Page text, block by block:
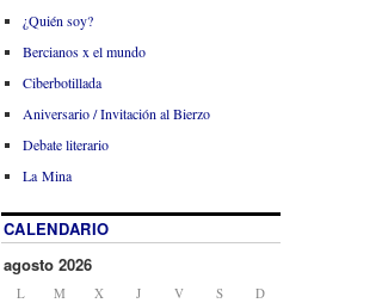
¿Quién soy?
Bercianos x el mundo
Ciberbotillada
Aniversario / Invitación al Bierzo
Debate literario
La Mina
CALENDARIO
agosto 2026
L M X J V S D